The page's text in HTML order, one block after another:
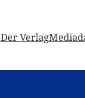
Der Verlag